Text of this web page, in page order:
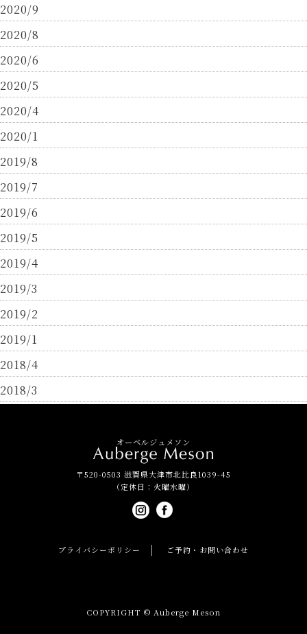
2020/9
2020/8
2020/6
2020/5
2020/4
2020/1
2019/8
2019/7
2019/6
2019/5
2019/4
2019/3
2019/2
2019/1
2018/4
2018/3
オーベルジュメソン
〒520-0503 滋賀県大津市北比良1039-45
（定休日：火曜水曜）
プライバシーポリシー ご予約・お問い合わせ
COPYRIGHT © Auberge Meson